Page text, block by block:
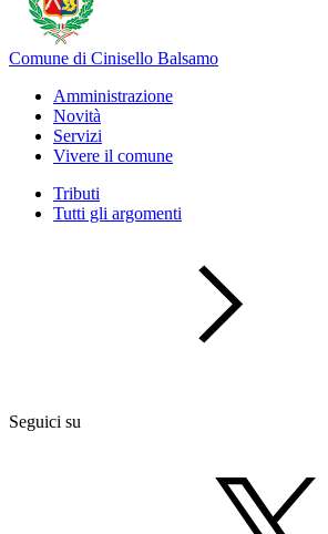
Comune di Cinisello Balsamo
Amministrazione
Novità
Servizi
Vivere il comune
Tributi
Tutti gli argomenti
Seguici su